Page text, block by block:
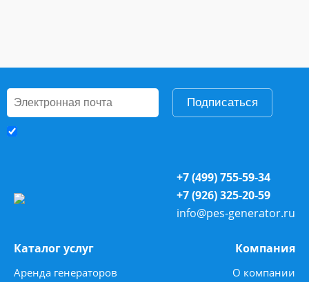
Подписаться
+7 (499) 755-59-34
+7 (926) 325-20-59
info@pes-generator.ru
Каталог услуг
Аренда генераторов
Компания
О компании